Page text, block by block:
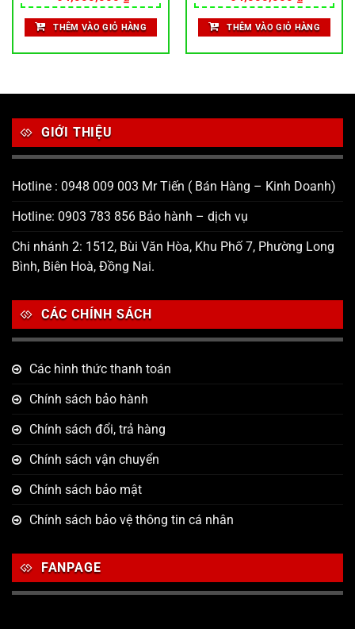
THÊM VÀO GIỎ HÀNG THÊM VÀO GIỎ HÀNG
GIỚI THIỆU
Hotline : 0948 009 003 Mr Tiến ( Bán Hàng – Kinh Doanh)
Hotline: 0903 783 856 Bảo hành – dịch vụ
Chi nhánh 2: 1512, Bùi Văn Hòa, Khu Phố 7, Phường Long
Bình, Biên Hoà, Đồng Nai.
CÁC CHÍNH SÁCH
Các hình thức thanh toán
Chính sách bảo hành
Chính sách đổi, trả hàng
Chính sách vận chuyển
Chính sách bảo mật
Chính sách bảo vệ thông tin cá nhân
FANPAGE